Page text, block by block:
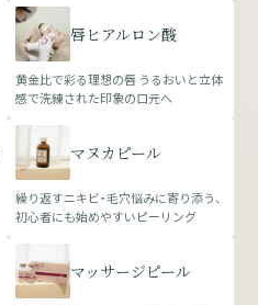
唇ヒアルロン酸
黄金比で彩る理想の唇 うるおいと立体
感で洗練された印象の口元へ
マヌカピール
繰り返すニキビ・毛穴悩みに寄り添う、
初心者にも始めやすいピーリング
マッサージピール